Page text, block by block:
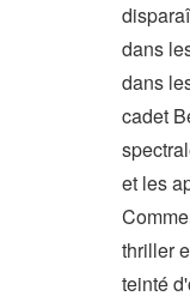
dans
dans
cadet
et les
thriller
teinté